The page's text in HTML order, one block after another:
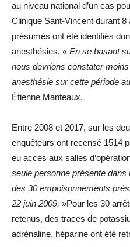
au niveau national d’un cas
Clinique Sant-Vincent durant
présumés ont été identifiés
anesthésies. « En se basant
nous devrions constater
anesthésie sur cette période
Étienne Manteaux.
Entre 2008 et 2017, sur les
enquêteurs ont recensé 1514
eu accès aux salles
seule personne présente
des 30 empoisonnements
22 juin 2009. »Pour les 30
retenus, des traces de
adrénaline, héparine ont été